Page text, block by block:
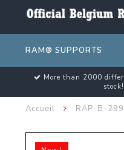
RAM® SUPPORTS
More than 2000
stock!
Accueil RAP-B-